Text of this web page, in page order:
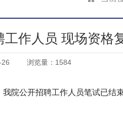
作人员 现场资格
浏览量： 1584
院公开招聘工作人员笔试已结